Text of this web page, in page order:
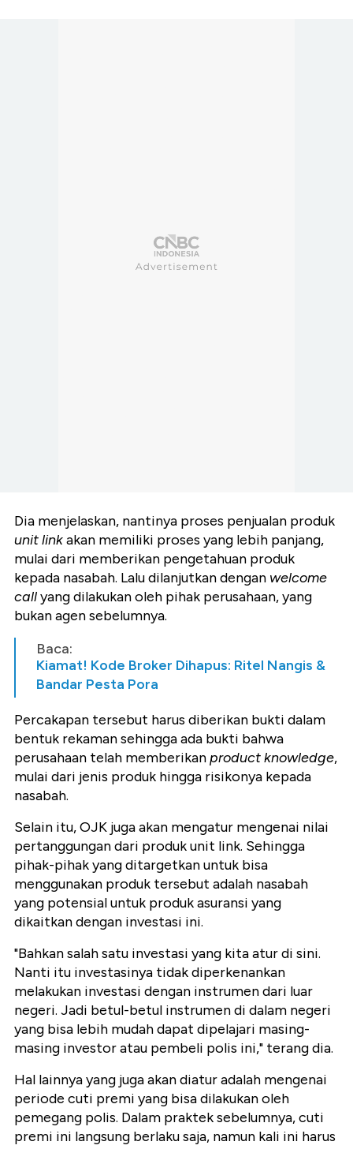
Dia menjelaskan, nantinya proses penjualan produk
unit linkakan memiliki proses yang lebih panjang,
mulai dari memberikan pengetahuan produk
kepada nasabah. Lalu dilanjutkan dengan welcome
callyang dilakukan oleh pihak perusahaan, yang
bukan agen sebelumnya.
Baca:
Kiamat! Kode Broker Dihapus: Ritel Nangis &
Bandar Pesta Pora
Percakapan tersebut harus diberikan bukti dalam
bentuk rekaman sehingga ada bukti bahwa
perusahaan telah memberikanproduct knowledge,
mulai dari jenis produk hingga risikonya kepada
nasabah.
Selain itu, OJK juga akan mengatur mengenai nilai
pertanggungan dari produk unit link. Sehingga
pihak-pihak yang ditargetkan untuk bisa
menggunakan produk tersebut adalah nasabah
yang potensial untuk produk asuransi yang
dikaitkan dengan investasi ini.
"Bahkan salah satu investasi yang kita atur di sini.
Nanti itu investasinya tidak diperkenankan
melakukan investasi dengan instrumen dari luar
negeri. Jadi betul-betul instrumen di dalam negeri
yang bisa lebih mudah dapat dipelajari masing-
masing investor atau pembeli polis ini," terang dia.
Hal lainnya yang juga akan diatur adalah mengenai
periode cuti premi yang bisa dilakukan oleh
pemegang polis. Dalam praktek sebelumnya, cuti
premi ini langsung berlaku saja, namun kali ini harus